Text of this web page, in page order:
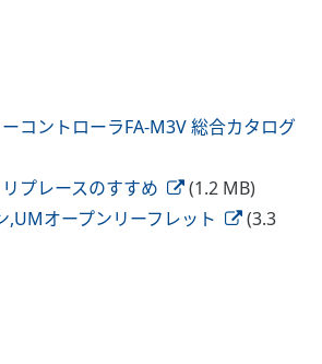
コントローラFA-M3V 総合カタログ
プレースのすすめ
(1.2 MB)
,UMオープンリーフレット
(3.3